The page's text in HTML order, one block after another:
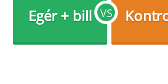
VS
Egér + bill